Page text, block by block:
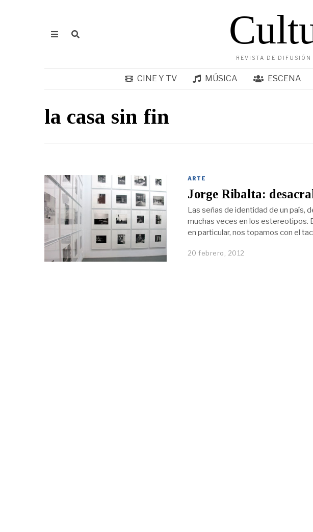
REVISTA DE DIFUSIÓN
CINE Y TV MÚSICA ESCENA
la casa sin fin
ARTE
Jorge Ribalta:
Las señas de identidad de un país,
muchas veces en los estereotipos.
en particular, nos topamos con el
20 febrero, 2012